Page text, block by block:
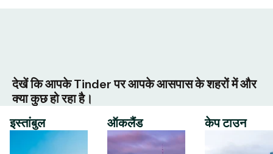
देखें कि आपके Tinder पर आपके आसपास के शहरों में और
क्या कुछ हो रहा है।
इस्तांबुल
ऑकलैंड केप टाउन